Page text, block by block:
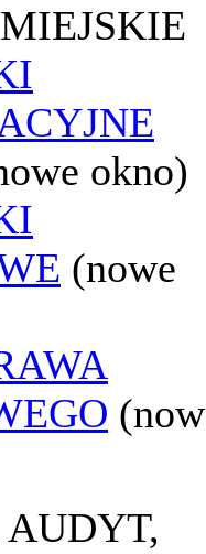
okno)
(nowe